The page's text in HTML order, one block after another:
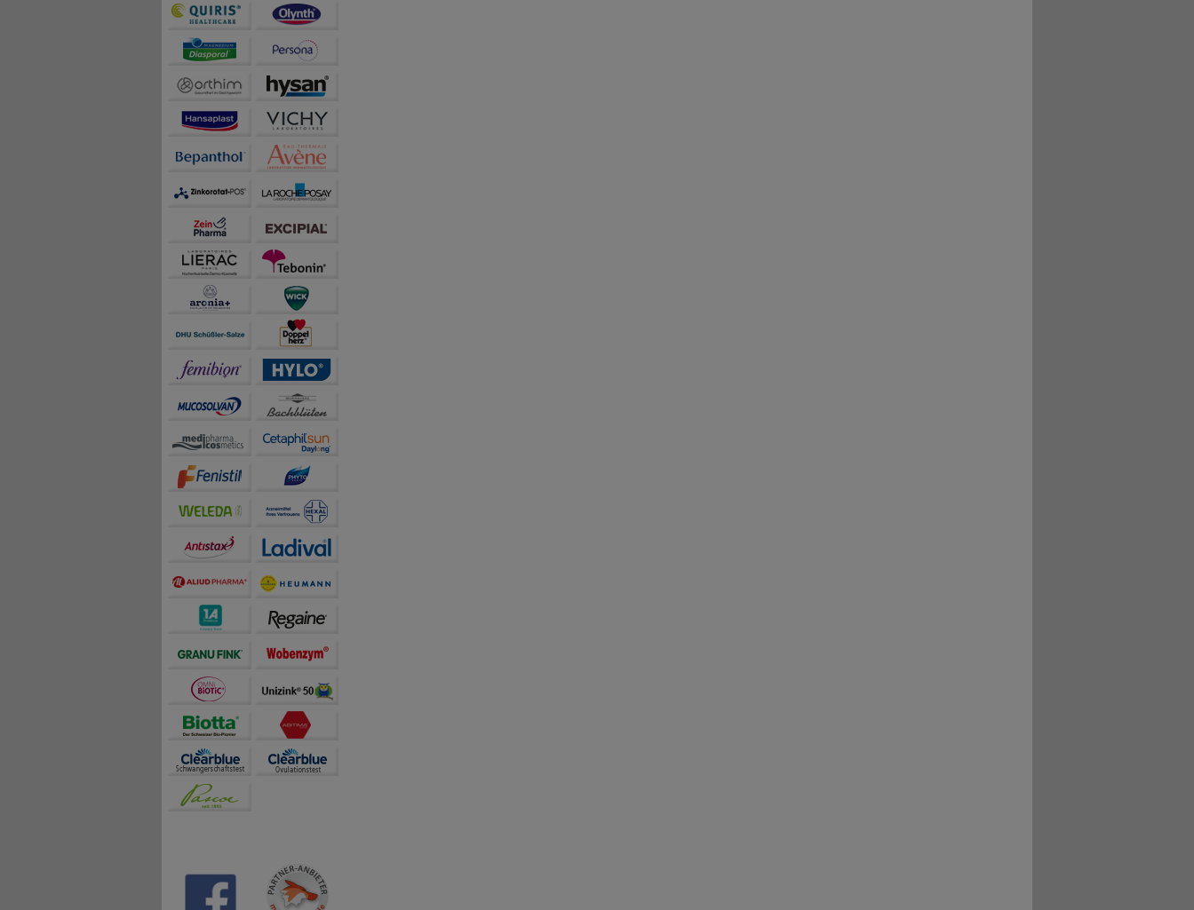
teilweise an Dritte wie z.B. Google oder soziale Medien übertragen werden.